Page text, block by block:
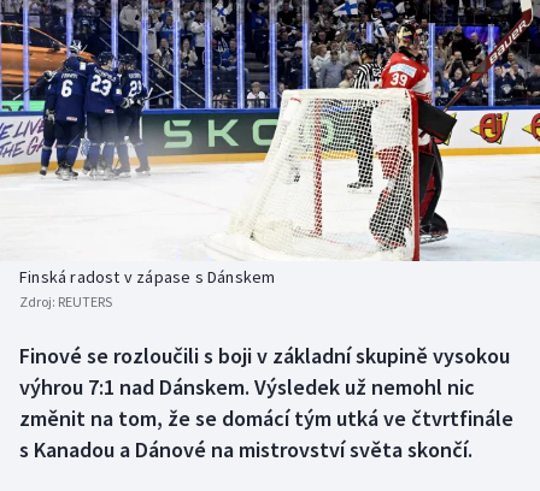
Cyklistika
DALŠÍ SPORTY
Americký fotbal
Biatlon
Boby a skeleton
Box
NEPŘEHLÉDNĚTE
Aplikace ČT sport
AZ kvíz
Finská radost v zápase s Dánskem
Zdroj: REUTERS
Finové se rozloučili s boji v základní skupině vysokou
výhrou 7:1 nad Dánskem. Výsledek už nemohl nic
změnit na tom, že se domácí tým utká ve čtvrtfinále
s Kanadou a Dánové na mistrovství světa skončí.